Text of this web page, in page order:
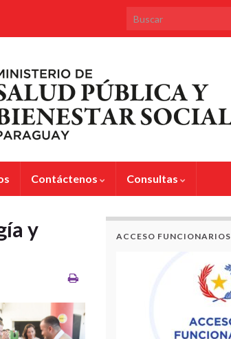
Search for:
Contáctenos Consultas
y
ACCESO FUNCIONARIOS